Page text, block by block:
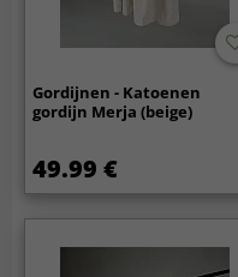
Gordijnen - Katoenen
gordijn Merja (beige)
49.99 €